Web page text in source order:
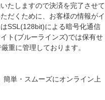
たしますので決済を完了させて
だくために、お客様の情報がイ
SSL(128bit)による暗号化通信
ト(ブルーラインズ)では保有せ
重に管理しております。
簡単・スムーズにオンライン上